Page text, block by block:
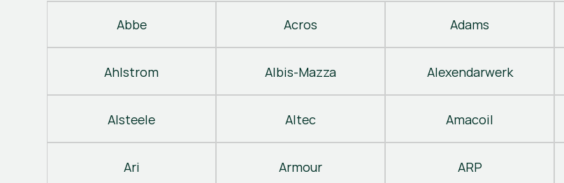
Abbe Acros Adams
Ahlstrom Albis-Mazza Alexendarwerk
Alsteele Altec Amacoil
Ari Armour ARP